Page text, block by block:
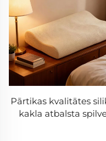
Pārtikas kvalitātes
kakla atbalsta